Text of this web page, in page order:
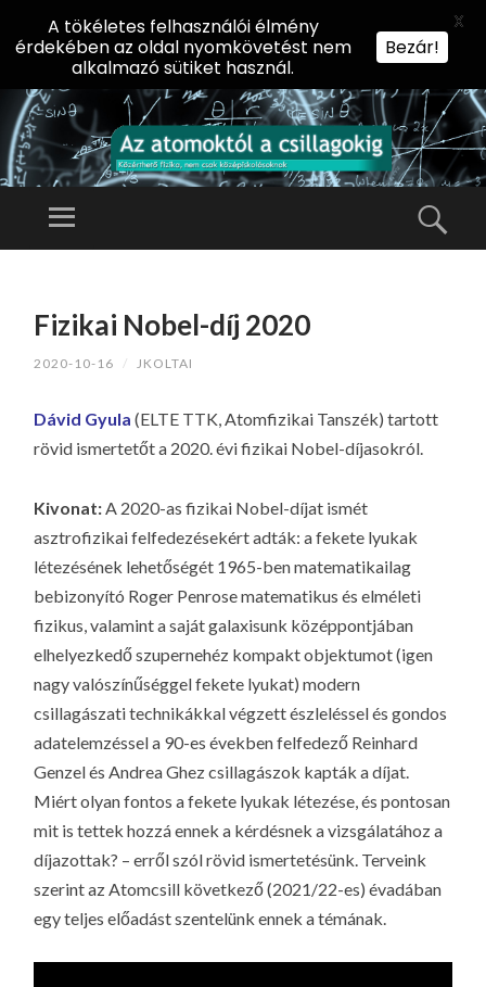
AZ
KT
A
CS
LA
G
O
KI
G
Előadássorozat
Természettudományi
Menü
TARTALOMHOZ
Fizikai Nobel-díj 2020
2020-10-16 / JKOLTAI
Dávid Gyula (ELTE TTK, Atomfizikai Tanszék) tartott
rövid ismertetőt a 2020. évi fizikai Nobel-díjasokról.
Kivonat: A 2020-as fizikai Nobel-díjat ismét
asztrofizikai felfedezésekért adták: a fekete lyukak
létezésének lehetőségét 1965-ben matematikailag
bebizonyító Roger Penrose matematikus és elméleti
fizikus, valamint a saját galaxisunk középpontjában
elhelyezkedő szupernehéz kompakt objektumot (igen
nagy valószínűséggel fekete lyukat) modern
csillagászati technikákkal végzett észleléssel és gondos
adatelemzéssel a 90-es években felfedező Reinhard
Genzel és Andrea Ghez csillagászok kapták a díjat.
Miért olyan fontos a fekete lyukak létezése, és pontosan
mit is tettek hozzá ennek a kérdésnek a vizsgálatához a
díjazottak? – erről szól rövid ismertetésünk. Terveink
szerint az Atomcsill következő (2021/22-es) évadában
egy teljes előadást szentelünk ennek a témának.
A tökéletes felhasználói élmény
érdekében az oldal nyomkövetést nem
alkalmazó sütiket használ.
Bezár!
X